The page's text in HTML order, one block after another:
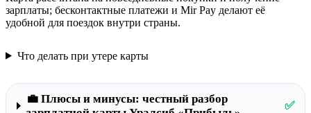
зарплаты; бесконтактные платежи и Mir Pay делают её
удобной для поездок внутри страны.
Что делать при утере карты
💼 Плюсы и минусы: честный разбор
✅